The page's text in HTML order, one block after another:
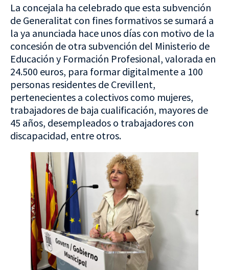
La concejala ha celebrado que esta subvención
de Generalitat con fines formativos se sumará a
la ya anunciada hace unos días con motivo de la
concesión de otra subvención del Ministerio de
Educación y Formación Profesional, valorada en
24.500 euros, para formar digitalmente a 100
personas residentes de Crevillent,
pertenecientes a colectivos como mujeres,
trabajadores de baja cualificación, mayores de
45 años, desempleados o trabajadores con
discapacidad, entre otros.